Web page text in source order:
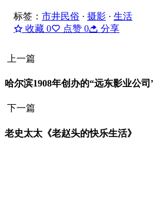
标签： 市井民俗 · 摄影 · 生活
收藏 0 点赞 0 分享
上一篇
哈尔滨1908年创办的“远东影业公
下一篇
老史太太《老赵头的快乐生活》